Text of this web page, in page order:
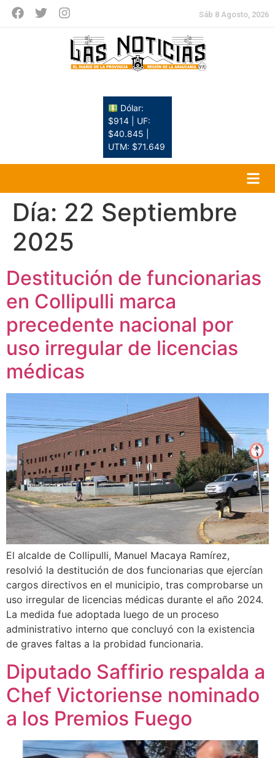
Sáb 8 Agosto, 2026
Dólar:
$914 | UF:
$40.845 |
UTM: $71.649
Día: 22 Septiembre
2025
Destitución de funcionarias
en Collipulli marca
precedente nacional por
uso irregular de licencias
médicas
El alcalde de Collipulli, Manuel Macaya Ramírez,
resolvió la destitución de dos funcionarias que ejercían
cargos directivos en el municipio, tras comprobarse un
uso irregular de licencias médicas durante el año 2024.
La medida fue adoptada luego de un proceso
administrativo interno que concluyó con la existencia
de graves faltas a la probidad funcionaria.
Diputado Saffirio respalda a
Chef Victoriense nominado
a los Premios Fuego